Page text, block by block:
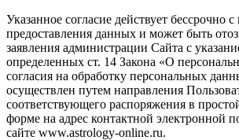
Указанное согласие действует бессрочно
предоставления данных и может быть
заявления администрации Сайта с
определенных ст. 14 Закона «О
согласия на обработку персональных
осуществлен путем направления
соответствующего распоряжения в
форме на адрес контактной электронной
сайте www.astrology-online.ru.